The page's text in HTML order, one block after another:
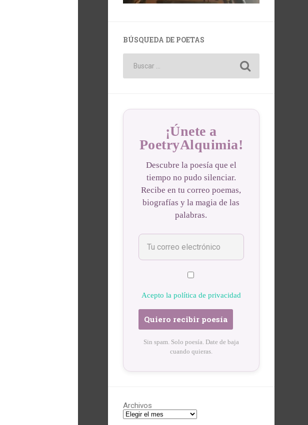
BÚSQUEDA DE POETAS
¡Únete a
PoetryAlquimia!
Descubre la poesía que el
tiempo no pudo silenciar.
Recibe en tu correo poemas,
biografías y la magia de las
palabras.
Acepto la política de privacidad
Sin spam. Solo poesía. Date de baja
cuando quieras.
Archivos